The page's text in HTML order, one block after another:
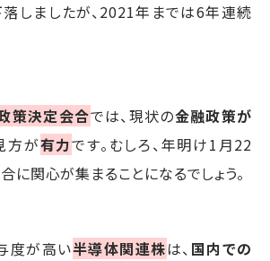
しましたが、2021年までは6年連続
策決定会合では、現状の金融政策が
方が有力です。むしろ、年明け1月22
に関心が集まることになるでしょう。
度が高い半導体関連株は、 国内での